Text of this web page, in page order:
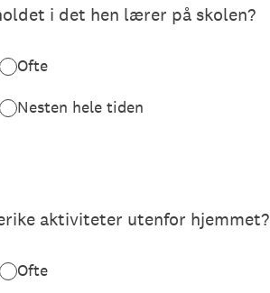
i det hen lærer på skolen?
Ofte
Nesten hele tiden
aktiviteter utenfor hjemmet?
Ofte